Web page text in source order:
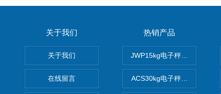
关于我们
关于我们
在线留言
热销产品
JWP15kg电子秤价格,15公
ACS30kg电子秤价格,30公